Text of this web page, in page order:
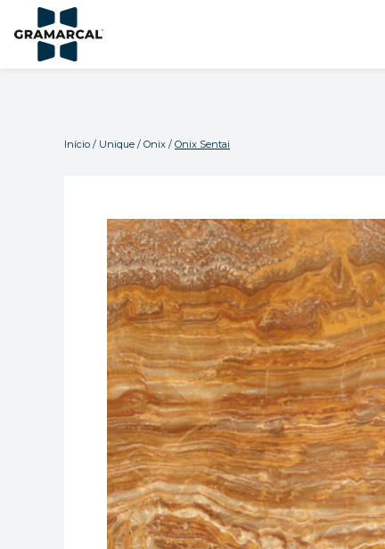
Início / Unique / Onix / Onix Sentai